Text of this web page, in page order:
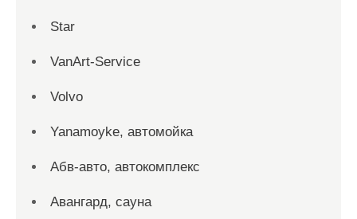
Star
VanArt-Service
Volvo
Yanamoyke, автомойка
Абв-авто, автокомплекс
Авангард, сауна